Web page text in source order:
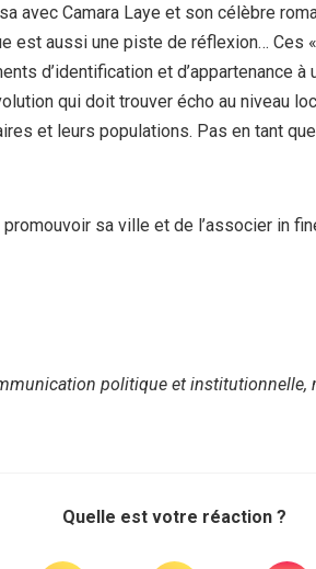
avec Camara Laye et son célèbre
est aussi une piste de réflexion… Ces
d’identification et d’appartenance
qui doit trouver écho au niveau
et leurs populations. Pas en tant
sa ville et de l’associer in
politique et institutionnelle,
Quelle est votre réaction ?